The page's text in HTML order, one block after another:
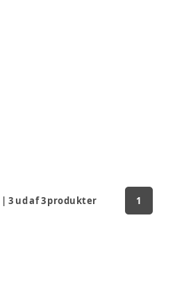
|3 ud af3produkter 1